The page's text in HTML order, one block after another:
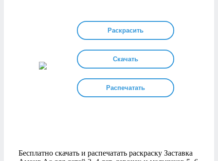
Раскрасить
Скачать
Распечатать
Бесплатно скачать и распечатать раскраску Заставка